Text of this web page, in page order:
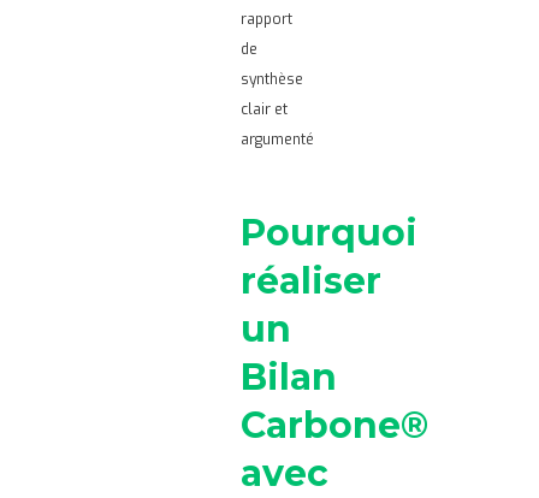
rapport
de
synthèse
clair et
argumenté
Pourquoi
réaliser
un
Bilan
Carbone®
avec